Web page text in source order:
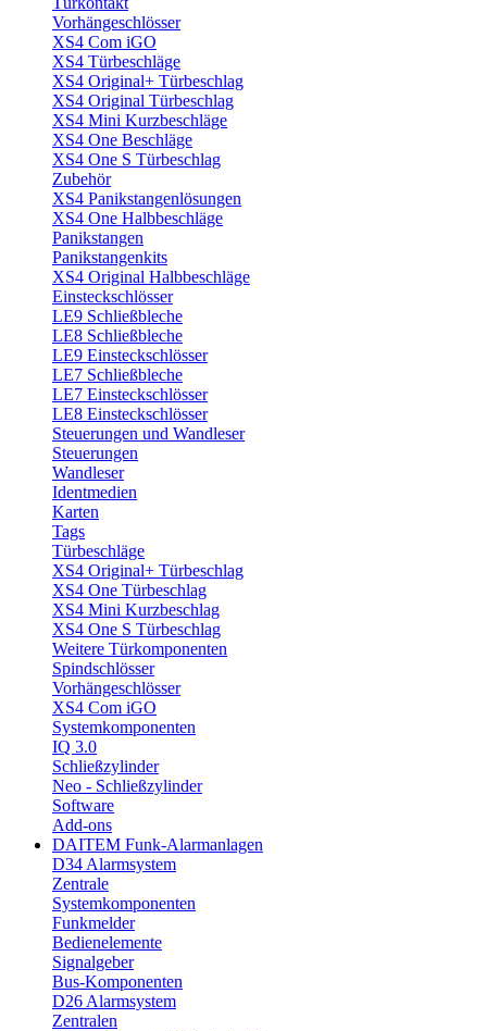
Vorhängeschlösser
XS4 Com iGO
XS4 Türbeschläge
XS4 Original+ Türbeschlag
XS4 Original Türbeschlag
XS4 Mini Kurzbeschläge
XS4 One Beschläge
XS4 One S Türbeschlag
Zubehör
XS4 Panikstangenlösungen
XS4 One Halbbeschläge
Panikstangen
Panikstangenkits
XS4 Original Halbbeschläge
Einsteckschlösser
LE9 Schließbleche
LE8 Schließbleche
LE9 Einsteckschlösser
LE7 Schließbleche
LE7 Einsteckschlösser
LE8 Einsteckschlösser
Steuerungen und Wandleser
Steuerungen
Wandleser
Identmedien
Karten
Tags
Türbeschläge
XS4 Original+ Türbeschlag
XS4 One Türbeschlag
XS4 Mini Kurzbeschlag
XS4 One S Türbeschlag
Weitere Türkomponenten
Spindschlösser
Vorhängeschlösser
XS4 Com iGO
Systemkomponenten
IQ 3.0
Schließzylinder
Neo - Schließzylinder
Software
Add-ons
DAITEM Funk-Alarmanlagen
D34 Alarmsystem
Zentrale
Systemkomponenten
Funkmelder
Bedienelemente
Signalgeber
Bus-Komponenten
D26 Alarmsystem
Zentralen